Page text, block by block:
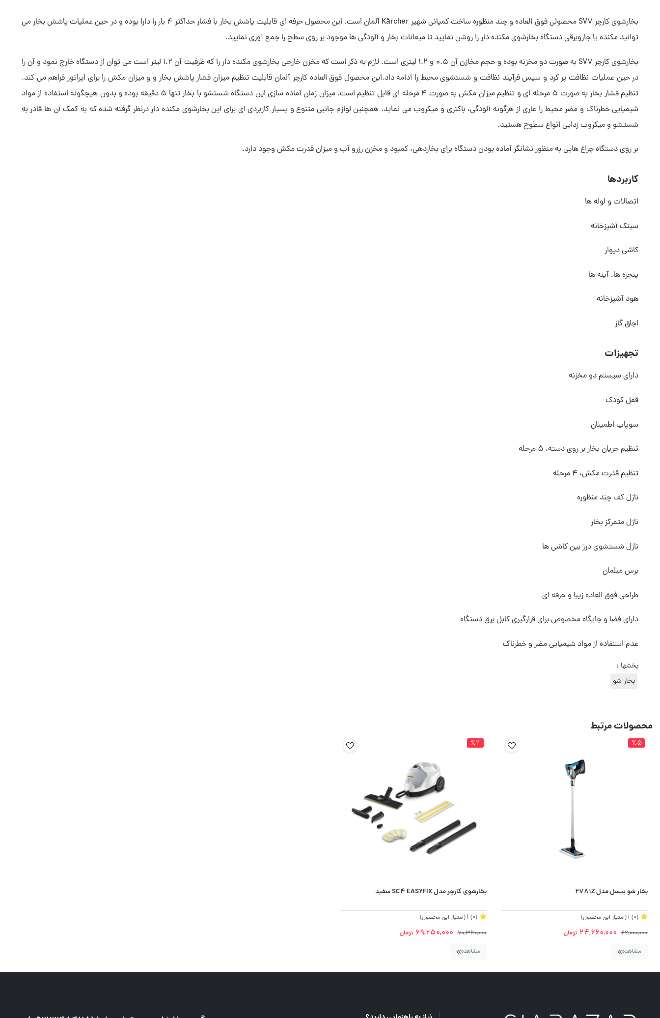
بخارشوی کارچر SV7 محصولی فوق العاده و چند منظوره ساخت کمپانی شهیر Kärcher آلمان است. این محصول حرفه ای قابلیت پاشش بخار با فشار حداکثر ۴ بار را دارا بوده و در حین عملیات پاشش بخار می
توانید مکنده یا جاروبرقی دستگاه بخارشوی مکنده دار را روشن نمایید تا میعانات بخار و آلودگی ها موجود بر روی سطح را جمع آوری نمایید.
بخارشوی کارچر SV7 به صورت دو مخزنه بوده و حجم مخازن آن ۰.۵ و ۱.۲ لیتری است. لازم به ذکر است که مخزن خارجی بخارشوی مکنده دار را که ظرفیت آن ۱.۲ لیتر است می توان از دستگاه خارج نمود و آن را
در حین عملیات نظافت پر کرد و سپس فرآیند نظافت و شستشوی محبط را ادامه داد.این محصول فوق العاده کارچر آلمان قابلیت تنظیم میزان فشار پاشش بخار و و میزان مکش را برای اپراتور فراهم می کند.
تنظیم فشار بخار به صورت ۵ مرحله ای و تنظیم میزان مکش به صورت ۴ مرحله ای قابل تنظیم است. میزان زمان آماده سازی این دستگاه شستشو با بخار تنها ۵ دقیقه بوده و بدون هیچگونه استفاده از مواد
شیمیایی خطرناک و مضر محیط را عاری از هرگونه آلودگی، باکتری و میکروب می نماید. همچنین لوازم جانبی متنوع و بسیار کاربردی ای برای این بخارشوی مکنده دار درنظر گرفته شده که به کمک آن ها قادر به
شستشو و میکروب زدایی انواع سطوح هستید.
بر روی دستگاه چراغ هایی به منظور نشانگر آماده بودن دستگاه برای بخاردهی، کمبود و مخزن رزرو آب و میزان قدرت مکش وجود دارد.
کاربردها
اتصالات و لوله ها
سینک آشپزخانه
کاشی دیوار
پنجره ها، آینه ها
هود آشپزخانه
اجاق گاز
تجهیزات
دارای سیستم دو مخزنه
قفل کودک
سوپاپ اطمینان
تنظیم جریان بخار بر روی دسته، ۵ مرحله
تنظیم قدرت مکش، ۴ مرحله
نازل کف چند منظوره
نازل متمرکز بخار
نازل شستشوی درز بین کاشی ها
برس مبلمان
طراحی فوق العاده زیبا و حرفه ای
دارای فضا و جایگاه مخصوص برای قرارگیری کابل برق دستگاه
عدم استفاده از مواد شیمیایی مضر و خطرناک
بخشها :
بخار شو
محصولات مرتبط
%5
بخار شو بیسل مدل 2781Z
(0)
| (امتیاز این محصول)
26,000,000
24,660,000 تومان
مشاهده
%2
بخارشوی کارچر مدل SC4 EASYFIX سفید
(0)
| (امتیاز این محصول)
70,360,000
69,250,000 تومان
مشاهده